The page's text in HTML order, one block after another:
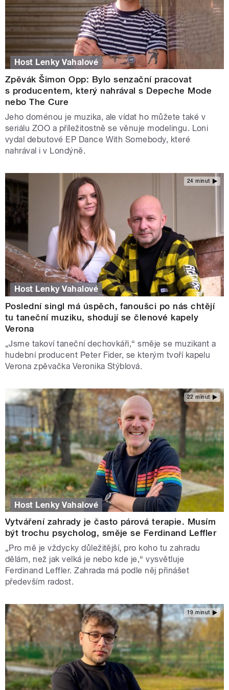
Host Lenky Vahalové
Zpěvák Šimon Opp: Bylo senzační pracovat
s producentem, který nahrával s Depeche Mode
nebo The Cure
Jeho doménou je muzika, ale vídat ho můžete také v
seriálu ZOO a příležitostně se věnuje modelingu. Loni
vydal debutové EP Dance With Somebody, které
nahrával i v Londýně.
24 minut
Host Lenky Vahalové
Poslední singl má úspěch, fanoušci po nás chtějí
tu taneční muziku, shodují se členové kapely
Verona
„Jsme takoví taneční dechovkáři,“ směje se muzikant a
hudební producent Peter Fider, se kterým tvoří kapelu
Verona zpěvačka Veronika Stýblová.
22 minut
Host Lenky Vahalové
Vytváření zahrady je často párová terapie. Musím
být trochu psycholog, směje se Ferdinand Leffler
„Pro mě je vždycky důležitější, pro koho tu zahradu
dělám, než jak velká je nebo kde je,“ vysvětluje
Ferdinand Leffler. Zahrada má podle něj přinášet
především radost.
19 minut